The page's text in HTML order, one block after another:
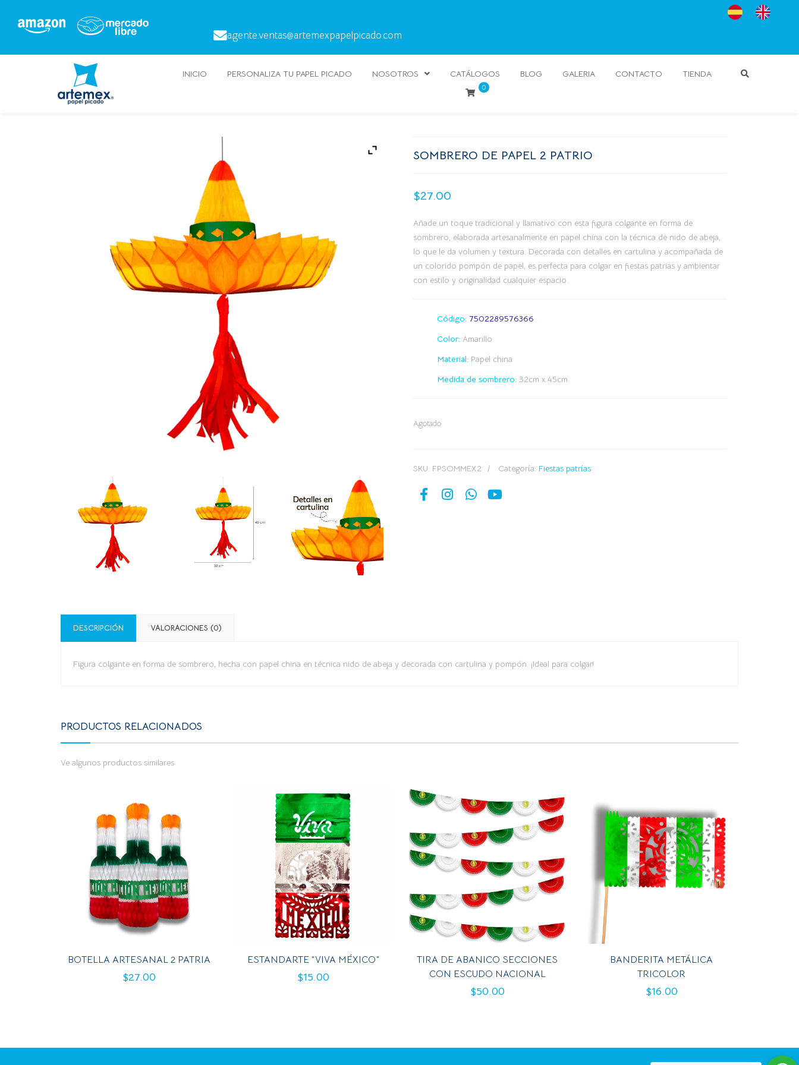
agente.ventas@artemexpapelpicado.com
INICIO PERSONALIZA TU PAPEL PICADO NOSOTROS CATÁLOGOS BLOG GALERIA CONTACTO TIENDA
0
SOMBRERO DE PAPEL 2 PATRIO
$27.00
Añade un toque tradicional y llamativo con esta figura colgante en forma de
sombrero, elaborada artesanalmente en papel china con la técnica de nido de abeja,
lo que le da volumen y textura. Decorada con detalles en cartulina y acompañada de
un colorido pompón de papel, es perfecta para colgar en fiestas patrias y ambientar
con estilo y originalidad cualquier espacio.
Código: 7502289576366
Color:Amarillo
Material: Papel china
Medida de sombrero:32cm x 45cm
Agotado
SKU: FPSOMMEX2 Categoría: Fiestas patrías
DESCRIPCIÓN VALORACIONES (0)
Figura colgante en forma de sombrero, hecha con papel china en técnica nido de abeja y decorada con cartulina y pompón. ¡Ideal para colgar!
PRODUCTOS RELACIONADOS
Ve algunos productos similares
BOTELLA ARTESANAL 2 PATRIA
$27.00
ESTANDARTE “VIVA MÉXICO”
$15.00
TIRA DE ABANICO SECCIONES
CON ESCUDO NACIONAL
$50.00
BANDERITA METÁLICA
TRICOLOR
$16.00